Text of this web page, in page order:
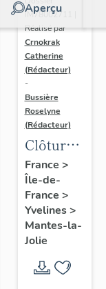
Aperçu
IM78002711 |
Réalisé par
Crnokrak
Catherine
(Rédacteur)
-
Bussière
Roselyne
(Rédacteur)
Clôture
de
chœur
France >
Île-de-
France >
Yvelines>
Mantes-la-
Jolie